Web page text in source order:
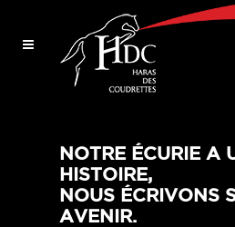
NOTRE ÉCURIE A
HISTOIRE,
NOUS ÉCRIVONS
AVENIR.